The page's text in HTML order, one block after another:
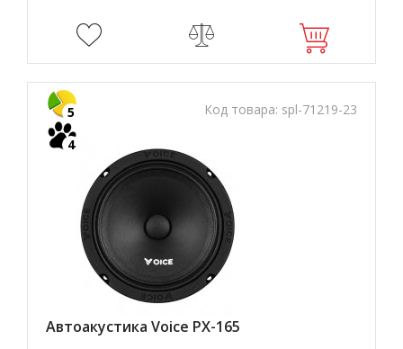
Код товара: spl-71219-23
5
4
Автоакустика Voice PX-165